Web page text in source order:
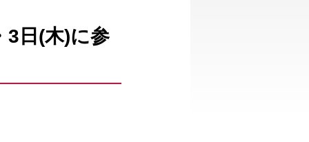
3日(木)に参